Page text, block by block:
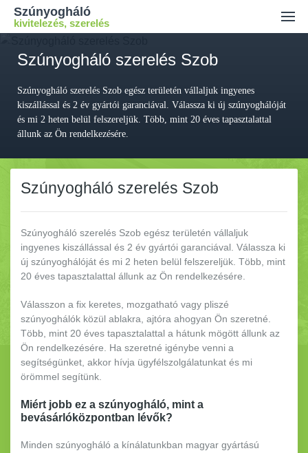
Szúnyogháló
kivitelezés, szerelés
Ajánlatkérés
Kiszállási díj
Kapcsolat
Szúnyogháló szerelés Szob
Szúnyogháló szerelés Szob egész területén vállaljuk ingyenes
kiszállással és 2 év gyártói garanciával. Válassza ki új szúnyoghálóját
és mi 2 heten belül felszereljük. Több, mint 20 éves tapasztalattal
állunk az Ön rendelkezésére.
Szúnyogháló szerelés Szob
Szúnyogháló szerelés Szob egész területén vállaljuk
ingyenes kiszállással és 2 év gyártói garanciával. Válassza ki
új szúnyoghálóját és mi 2 heten belül felszereljük. Több, mint
20 éves tapasztalattal állunk az Ön rendelkezésére.
Válasszon a fix keretes, mozgatható vagy pliszé
szúnyoghálók közül ablakra, ajtóra ahogyan Ön szeretné.
Több, mint 20 éves tapasztalattal a hátunk mögött állunk az
Ön rendelkezésére. Ha szeretné igénybe venni a
segítségünket, akkor hívja ügyfélszolgálatunkat és mi
örömmel segítünk.
Miért jobb ez a szúnyogháló, mint a
bevásárlóközpontban lévők?
Minden szúnyogháló a kínálatunkban magyar gyártású